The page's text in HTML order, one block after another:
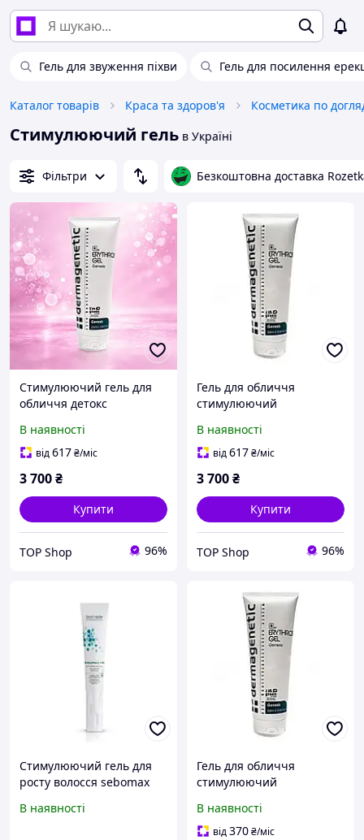
Гель для звуження піхви Гель для посилення
Каталог товарів Краса та здоров'я Косметика по
Стимулюючий гель в Україні
Фільтри Безкоштовна доставка
Стимулюючий гель для
обличчя детокс
регенерація
Dermagenetic Erythros
В наявності
від617₴/міс
3 700₴
Купити
TOP Shop 96%
Гель для обличчя
стимулюючий
В наявності
від617₴/міс
3 700₴
Купити
TOP Shop 96%
Стимулюючий гель для
росту волосся sebomax
В наявності
Гель для обличчя
стимулюючий
В наявності
від370₴/міс